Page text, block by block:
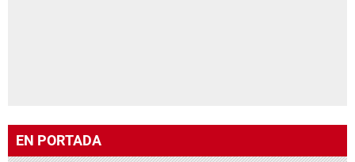
EN PORTADA